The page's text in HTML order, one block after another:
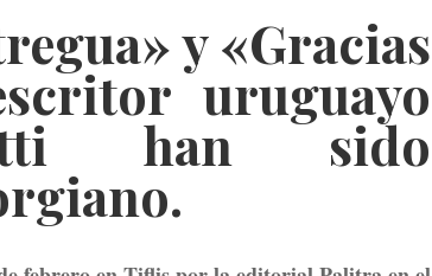
y «Gracias
uruguayo
han sido